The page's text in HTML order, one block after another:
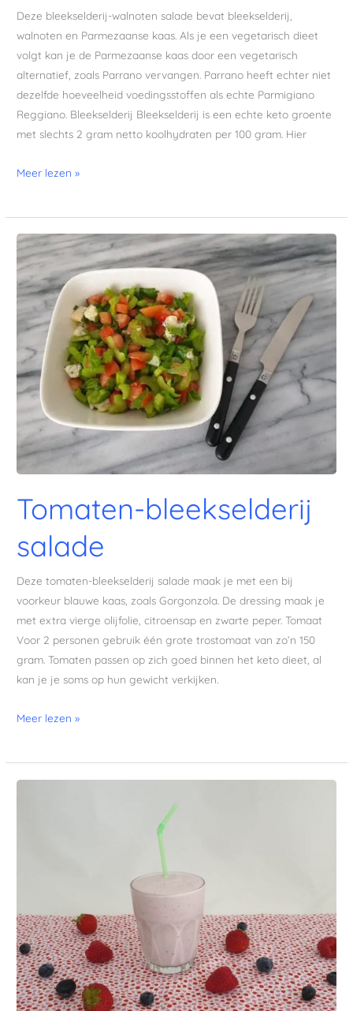
Deze bleekselderij-walnoten salade bevat bleekselderij,
walnoten en Parmezaanse kaas. Als je een vegetarisch dieet
volgt kan je de Parmezaanse kaas door een vegetarisch
alternatief, zoals Parrano vervangen. Parrano heeft echter niet
dezelfde hoeveelheid voedingsstoffen als echte Parmigiano
Reggiano. Bleekselderij Bleekselderij is een echte keto groente
met slechts 2 gram netto koolhydraten per 100 gram. Hier
Meer lezen »
Tomaten-bleekselderij
salade
Deze tomaten-bleekselderij salade maak je met een bij
voorkeur blauwe kaas, zoals Gorgonzola. De dressing maak je
met extra vierge olijfolie, citroensap en zwarte peper. Tomaat
Voor 2 personen gebruik één grote trostomaat van zo’n 150
gram. Tomaten passen op zich goed binnen het keto dieet, al
kan je je soms op hun gewicht verkijken.
Meer lezen »